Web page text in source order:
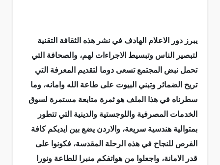
يبرز دور الاعلام الهادف في نشر هذه الثقافة التقنية
لتبصير الناس وتبسيط الاجراءات لهم، والصحافة التي
تحمل نبض المجتمع تسعى دوما لتقديم المعرفة التي
تريح الضمائر وتبني البيوت على طاعة الله وامانه، وما
سطرناه في هذا الملف هو ثمرة متابعة مستمرة لسوق
الخدمات المصرفية واللوجستية والدينية التي تتطور
بمتوالية هندسية سريعة، والاردن يضع بين ايديكم كافة
الفرص للنجاح في هذه الرحلة المقدسة، فكونوا على
قدر الامانة، واجعلوا من هواتفكم منبرا للطاعة ونورا